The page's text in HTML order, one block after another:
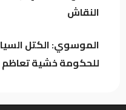
النقاش
الموسوي: الكتل
للحكومة خشية تعاظم